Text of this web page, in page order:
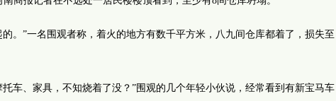
”一名围观者称，着火的地方有数千平方米，八九间仓库都着了，损失至
、家具，不知烧着了没？”围观的几个年轻小伙说，经常看到有新宝马车